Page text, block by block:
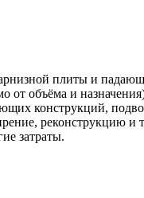
плиты и
объёма и
конструкций,
реконструкцию и
затраты.